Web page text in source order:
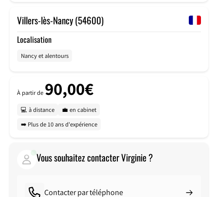
Villers-lès-Nancy (54600)
Localisation
Nancy et alentours
À partir de 90,00€
💻 à distance
💼 en cabinet
➡️ Plus de 10 ans d'expérience
Vous souhaitez contacter Virginie ?
Contacter par téléphone